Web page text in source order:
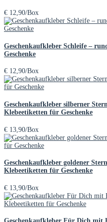
€ 12,90/Box
Geschenkaufkleber Schleife –
Geschenke
€ 12,90/Box
Geschenkaufkleber silberner
Klebeetiketten für Geschenke
€ 13,90/Box
Geschenkaufkleber goldener
Klebeetiketten für Geschenke
€ 13,90/Box